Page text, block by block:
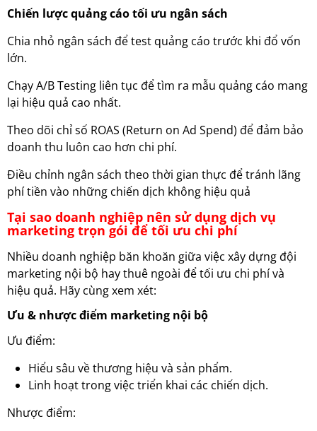
Chiến lược quảng cáo tối ưu ngân sách
Chia nhỏ ngân sách để test quảng cáo trước khi đổ vốn
lớn.
Chạy A/B Testing liên tục để tìm ra mẫu quảng cáo mang
lại hiệu quả cao nhất.
Theo dõi chỉ số ROAS (Return on Ad Spend) để đảm bảo
doanh thu luôn cao hơn chi phí.
Điều chỉnh ngân sách theo thời gian thực để tránh lãng
phí tiền vào những chiến dịch không hiệu quả
Tại sao doanh nghiệp nên sử dụng dịch vụ
marketing trọn gói để tối ưu chi phí
Nhiều doanh nghiệp băn khoăn giữa việc xây dựng đội
marketing nội bộ hay thuê ngoài để tối ưu chi phí và
hiệu quả. Hãy cùng xem xét:
Ưu & nhược điểm marketing nội bộ
Ưu điểm:
Hiểu sâu về thương hiệu và sản phẩm.
Linh hoạt trong việc triển khai các chiến dịch.
Nhược điểm: